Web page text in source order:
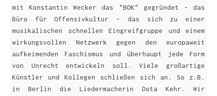
mit Konstantin Wecker das "BOK" gegründet - das
Büro für Offensivkultur - das sich zu einer
musikalischen schnellen Eingreifgruppe und einem
wirkungsvollen Netzwerk gegen den europaweit
aufkeimenden Faschismus und überhaupt jede Form
von Unrecht entwickeln soll. Viele großartige
Künstler und Kollegen schließen sich an. So z.B.
in Berlin die Liedermacherin Dota Kehr. Wir